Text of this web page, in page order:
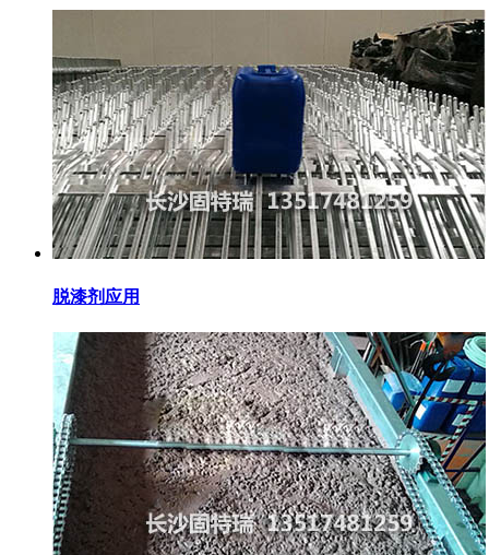
脱漆剂应用